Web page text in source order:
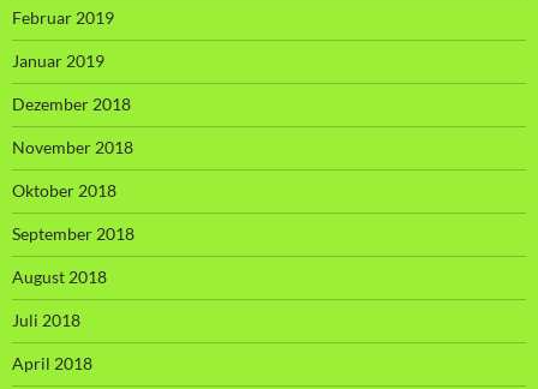
Februar 2019
Januar 2019
Dezember 2018
November 2018
Oktober 2018
September 2018
August 2018
Juli 2018
April 2018